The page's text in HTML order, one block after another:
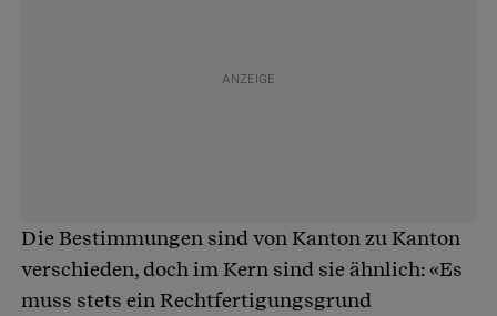
Die Bestimmungen sind von Kanton zu Kanton
verschieden, doch im Kern sind sie ähnlich: «Es
muss stets ein Rechtfertigungsgrund